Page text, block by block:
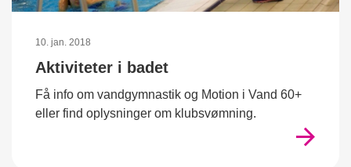
10. jan. 2018
Aktiviteter i badet
Få info om vandgymnastik og Motion i Vand 60+
eller find oplysninger om klubsvømning.